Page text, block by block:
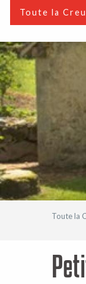
principal
Toute la
Toute la